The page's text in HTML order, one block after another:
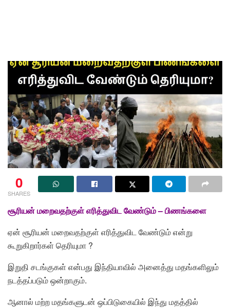
0
SHARES
சூரியன் மறைவதற்குள் எரித்துவிட வேண்டும் – பிணங்களை
ஏன் சூரியன் மறைவதற்குள் எரித்துவிட வேண்டும் என்று
கூறுகிறார்கள் தெரியுமா ?
இறுதி சடங்குகள் என்பது இந்தியாவில் அனைத்து மதங்களிலும்
நடத்தப்படும் ஒன்றாகும்.
ஆனால் மற்ற மதங்களுடன் ஒப்பிடுகையில் இந்து மதத்தில்